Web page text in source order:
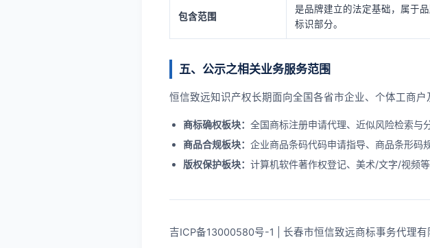
包含范围
是品牌建立的法定基础，属于
标识部分。
五、公示之相关业务服务范围
恒信致远知识产权长期面向全国各省市企业、个体工商
商标确权板块： 全国商标注册申请代理、近似风险检索与
商品合规板块： 企业商品条码代码申请指导、商品条形码
版权保护板块： 计算机软件著作权登记、美术/文字/视频
吉ICP备13000580号-1 | 长春市恒信致远商标事务代理有